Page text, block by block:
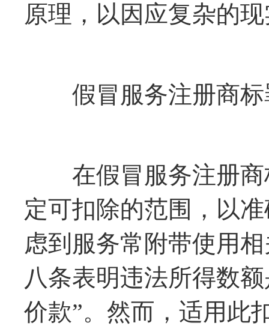
原理，以因应复杂的
假冒服务注册商标
在假冒服务注册商
定可扣除的范围，以
虑到服务常附带使用
八条表明违法所得数
价款”。然而，适用此